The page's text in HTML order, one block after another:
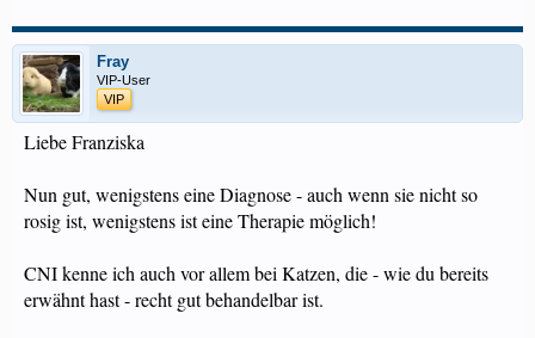
Fray
VIP-User
VIP
Liebe Franziska
Nun gut, wenigstens eine Diagnose - auch wenn sie nicht so
rosig ist, wenigstens ist eine Therapie möglich!
CNI kenne ich auch vor allem bei Katzen, die - wie du bereits
erwähnt hast - recht gut behandelbar ist.